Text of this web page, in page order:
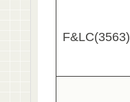
F&LC(3563)